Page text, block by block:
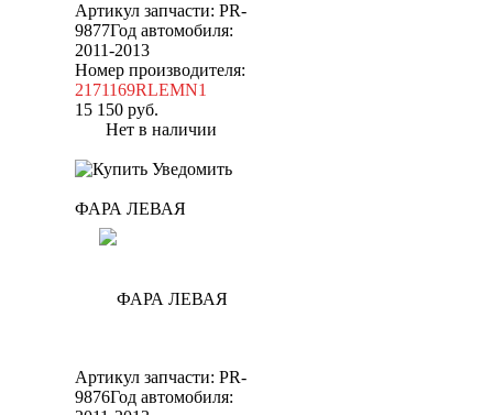
Артикул запчасти: PR-
9877Год автомобиля:
2011-2013
Номер производителя:
2171169RLEMN1
15 150 руб.
Нет в наличии
Уведомить
ФАРА ЛЕВАЯ
Артикул запчасти: PR-
9876Год автомобиля: